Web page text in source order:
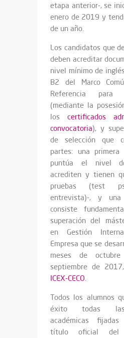
etapa anterior-, se
enero de 2019 y
de un año.
Los candidatos que
deben acreditar
nivel mínimo de
B2 del Marco
Referencia para
(mediante la
los certificados
convocatoria), y
de selección que
partes: una
puntúa el nivel
acrediten y tienen
pruebas (test
entrevista)-, y una
consiste
superación del
en Gestión
Empresa que se
meses de
septiembre de
ICEX-CECO.
Todos los alumnos
éxito todas las
académicas
título oficial del